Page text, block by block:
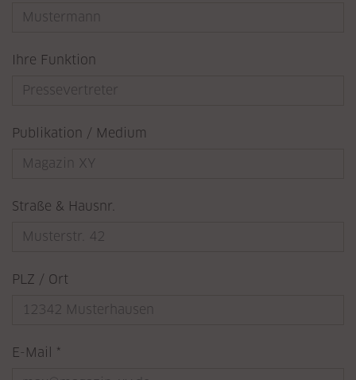
Ihre Funktion
Publikation / Medium
Straße & Hausnr.
PLZ / Ort
Pflichtfeld
E-Mail *